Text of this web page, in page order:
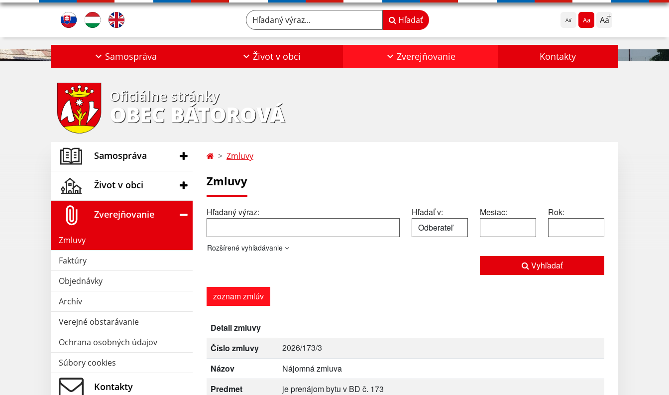
Aa Aa Aa
Hľadaný výraz... Hľadať
Samospráva Život v obci Zverejňovanie Kontakty
Oficiálne stránky
OBEC BÁTOROVÁ
Samospráva
Život v obci
Zverejňovanie
Zmluvy
Faktúry
Objednávky
Archív
Verejné obstarávanie
Ochrana osobných údajov
Súbory cookies
Kontakty
Zmluvy
Zmluvy
Hľadaný výraz: Hľadať v: Mesiac: Rok:
Rozšírené vyhľadávanie
Vyhľadať
zoznam zmlúv
Detail zmluvy
Číslo zmluvy
2026/173/3
Názov
Nájomná zmluva
Predmet
je prenájom bytu v BD č. 173